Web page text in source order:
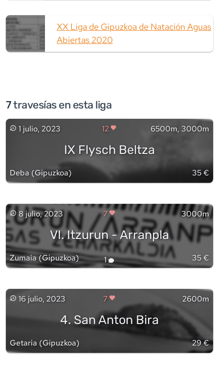
XX Liga de Gipuzkoa de Natación Aguas
Abiertas 2020
7travesíasen esta liga
1 julio, 2023 12 6500m, 3000m
IX Flysch Beltza
Deba (Gipuzkoa) 35 €
8 julio, 2023 7 3000m
VI. Itzurun - Arranpla
Zumaia (Gipuzkoa) 1 35 €
16 julio, 2023 7 2600m
4. San Anton Bira
Getaria (Gipuzkoa) 29 €